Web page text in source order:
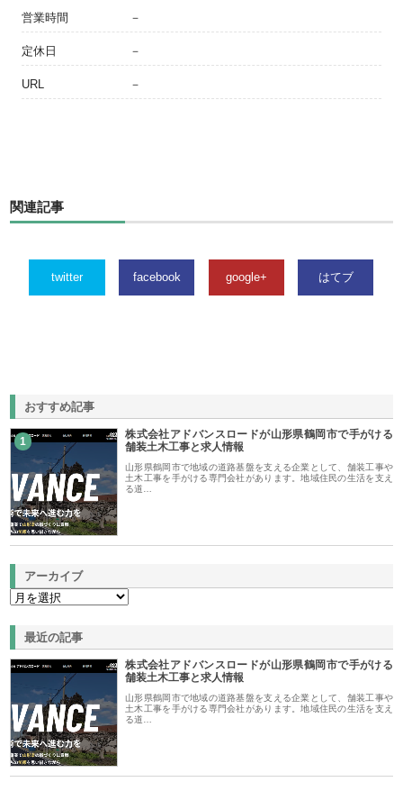
営業時間 －
定休日 －
URL －
関連記事
twitter facebook google+ はてブ
おすすめ記事
1
株式会社アドバンスロードが山形県鶴岡市で手がける
舗装土木工事と求人情報
山形県鶴岡市で地域の道路基盤を支える企業として、舗装工事や
土木工事を手がける専門会社があります。地域住民の生活を支え
る道…
アーカイブ
最近の記事
株式会社アドバンスロードが山形県鶴岡市で手がける
舗装土木工事と求人情報
山形県鶴岡市で地域の道路基盤を支える企業として、舗装工事や
土木工事を手がける専門会社があります。地域住民の生活を支え
る道…